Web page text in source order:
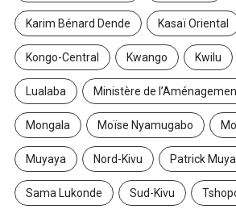
Karim Bénard Dende Kasaï Oriental
Kongo-Central Kwango Kwilu
Lualaba Ministère de
Mongala Moïse Nyamugabo
Muyaya Nord-Kivu Patrick
Sama Lukonde Sud-Kivu